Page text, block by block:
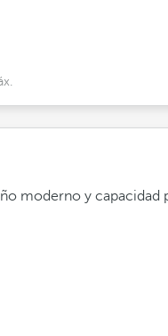
moderno y capacidad